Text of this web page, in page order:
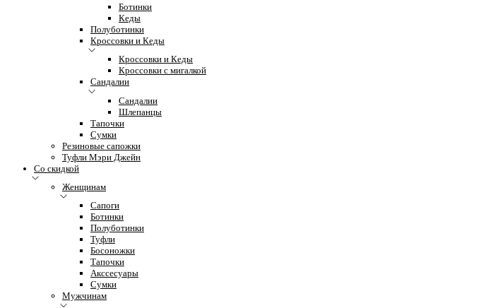
Ботинки
Кеды
Полуботинки
Кроссовки и Кеды
Кроссовки и Кеды
Кроссовки с мигалкой
Сандалии
Сандалии
Шлепанцы
Тапочки
Сумки
Резиновые сапожки
Туфли Мэри Джейн
Со скидкой
Женщинам
Сапоги
Ботинки
Полуботинки
Туфли
Босоножки
Тапочки
Акссесуары
Сумки
Мужчинам